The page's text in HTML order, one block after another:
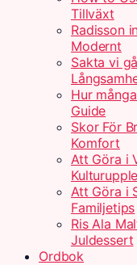
Tillväxt
Radisson
Modernt
Sakta vi
Hur
Guide
Skor För
Komfort
Att Göra i
Att Göra i
Familjetips
Ris Ala
Juldessert
Ordbok